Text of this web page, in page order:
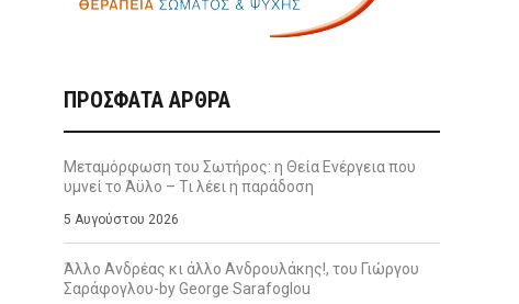
ΠΡΌΣΦΑΤΑ ΆΡΘΡΑ
Μεταμόρφωση του Σωτήρος: η Θεία Ενέργεια που
υμνεί το Άϋλο – Τι λέει η παράδοση
5 Αυγούστου 2026
Άλλο Ανδρέας κι άλλο Ανδρουλάκης!, του Γιώργου
Σαράφογλου-by George Sarafoglou